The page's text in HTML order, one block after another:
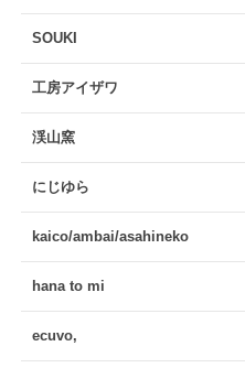
SOUKI
工房アイザワ
渓山窯
にじゆら
kaico/ambai/asahineko
hana to mi
ecuvo,